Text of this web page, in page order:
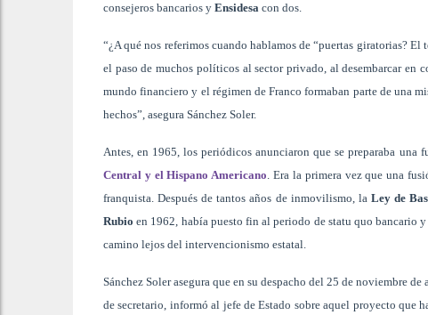
consejeros bancarios y Ensidesa con dos.
“¿A qué nos referimos cuando hablamos de “puertas giratorias? El
el paso de muchos políticos al sector privado, al desembarcar en
mundo financiero y el régimen de Franco formaban parte de una
hechos”, asegura Sánchez Soler.
Antes, en 1965, los periódicos anunciaron que se preparaba
Central y el Hispano Americano. Era la primera vez que una
franquista. Después de tantos años de inmovilismo, la Ley de
Rubio en 1962, había puesto fin al periodo de statu quo bancario
camino lejos del intervencionismo estatal.
Sánchez Soler asegura que en su despacho del 25 de noviembre
de secretario, informó al jefe de Estado sobre aquel proyecto que